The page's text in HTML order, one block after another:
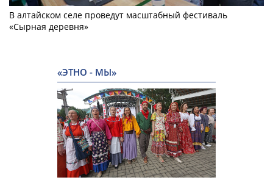
В алтайском селе проведут масштабный фестиваль
«Сырная деревня»
«ЭТНО - МЫ»